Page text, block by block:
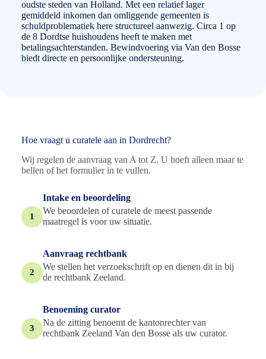
oudste steden van Holland. Met een relatief lager
gemiddeld inkomen dan omliggende gemeenten is
schuldproblematiek here structureel aanwezig. Circa 1 op
de 8 Dordtse huishoudens heeft te maken met
betalingsachterstanden. Bewindvoering via Van den Bosse
biedt directe en persoonlijke ondersteuning.
Hoe vraagt u curatele aan in Dordrecht?
Wij regelen de aanvraag van A tot Z. U hoeft alleen maar te
bellen of het formulier in te vullen.
1
Intake en beoordeling
We beoordelen of curatele de meest passende
maatregel is voor uw situatie.
2
Aanvraag rechtbank
We stellen het verzoekschrift op en dienen dit in bij
de rechtbank Zeeland.
3
Benoeming curator
Na de zitting benoemt de kantonrechter van
rechtbank Zeeland Van den Bosse als uw curator.